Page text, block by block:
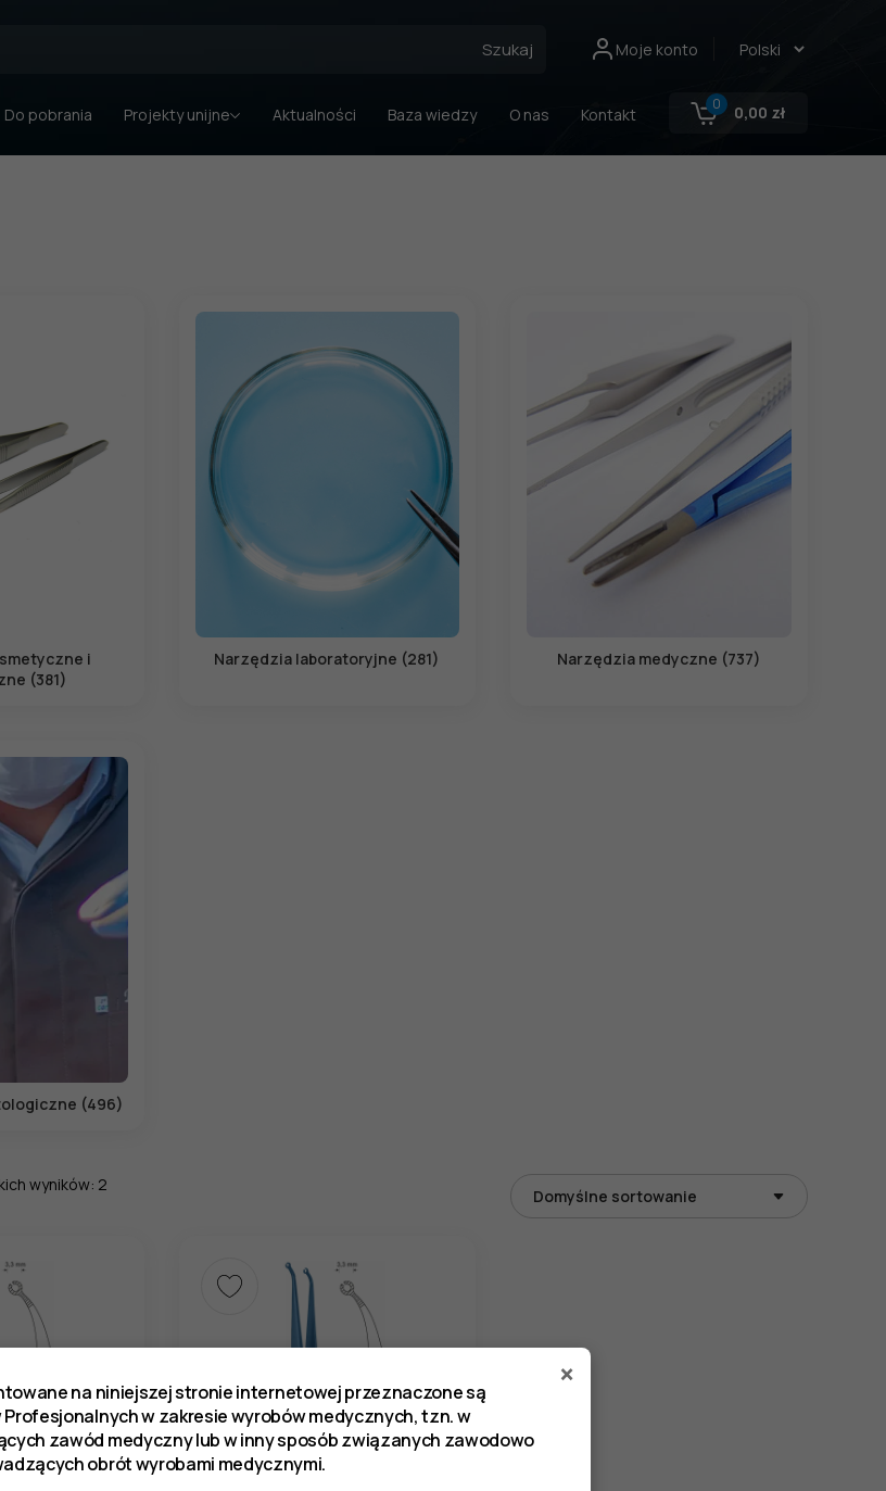
Szukaj Moje konto
Do pobrania Projekty unijne Aktualności Baza wiedzy O nas Kontakt
0 0,00 zł
i
(381)
Narzędzia laboratoryjne (281) Narzędzia medyczne (737)
(496)
wyników: 2
×
na niniejszej stronie internetowej przeznaczone są
w zakresie wyrobów medycznych, tzn. w
zawód medyczny lub w inny sposób związanych zawodowo
obrót wyrobami medycznymi.